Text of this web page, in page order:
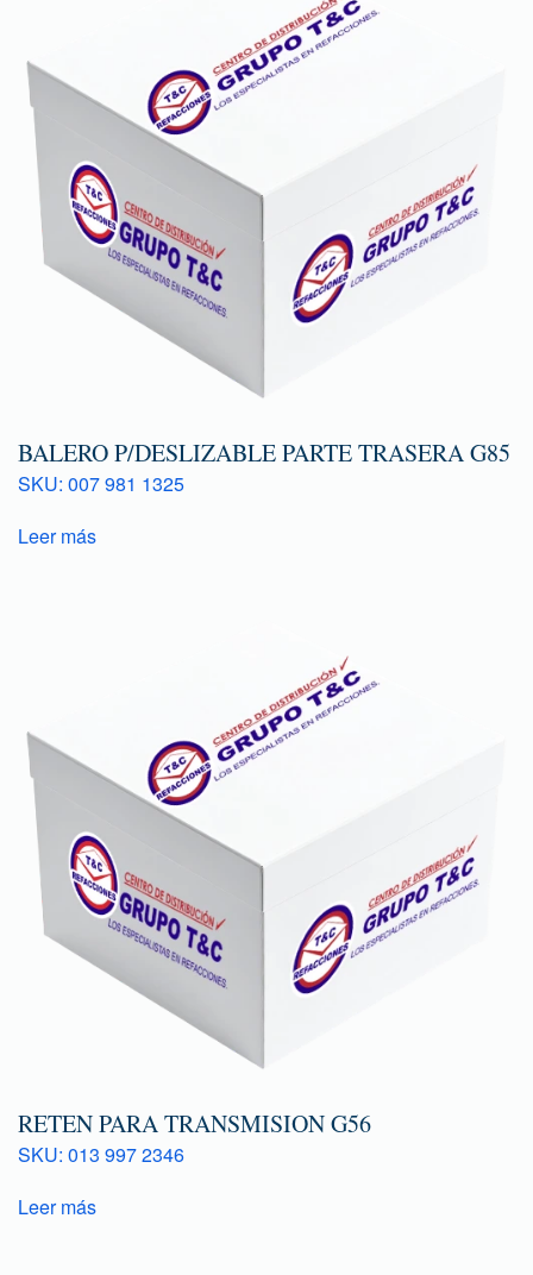
BALERO P/DESLIZABLE PARTE TRASERA G85
SKU: 007 981 1325
Leer más
RETEN PARA TRANSMISION G56
SKU: 013 997 2346
Leer más